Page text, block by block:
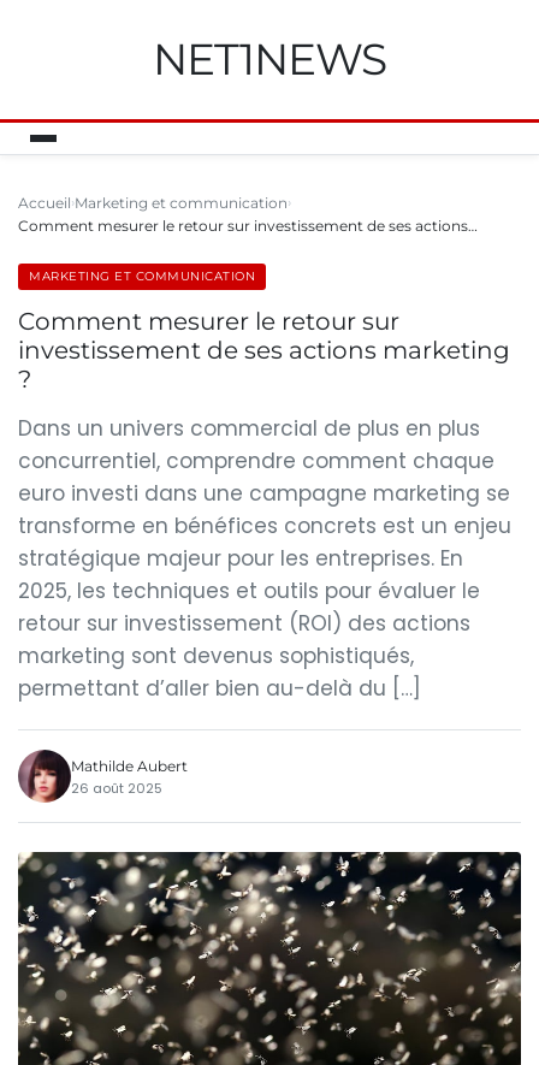
NET1NEWS
Accueil Marketing et communication
Comment mesurer le retour sur investissement de ses actions…
MARKETING ET COMMUNICATION
Comment mesurer le retour sur
investissement de ses actions marketing
?
Dans un univers commercial de plus en plus
concurrentiel, comprendre comment chaque
euro investi dans une campagne marketing se
transforme en bénéfices concrets est un enjeu
stratégique majeur pour les entreprises. En
2025, les techniques et outils pour évaluer le
retour sur investissement (ROI) des actions
marketing sont devenus sophistiqués,
permettant d’aller bien au-delà du […]
Mathilde Aubert
26 août 2025